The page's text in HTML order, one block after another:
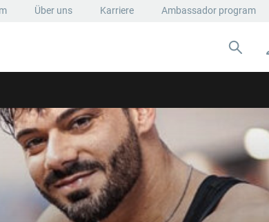
Über uns Karriere Ambassador program
Suche